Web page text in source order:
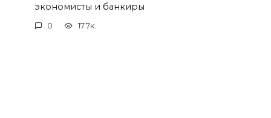
экономисты и банкиры
0 17.7к.